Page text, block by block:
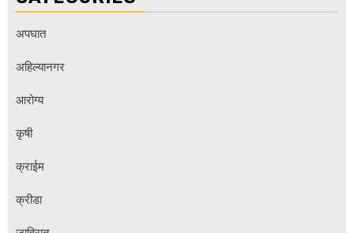
अपघात
अहिल्यानगर
आरोग्य
कृषी
क्राईम
क्रीडा